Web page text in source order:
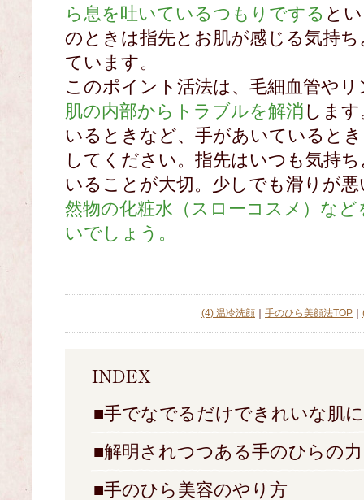
ら息を吐いているつもりでする と
のときは指先とお肌が感じる気持
ています。
このポイント活法は、毛細血管や
肌の内部からトラブルを解消 しま
いるときなど、手があいていると
してください。指先はいつも気持
いることが大切。少しでも滑りが
然物の化粧水（スローコスメ）な
いでしょう。
(4) 温冷洗顔 ｜ 手のひら美顔法TOP ｜
■手でなでるだけできれいな肌に
■解明されつつある手のひらの力
■手のひら美容のやり方